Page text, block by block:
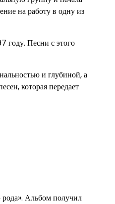
на работу в одну из
году. Песни с этого
и глубиной, а
которая передает
Альбом получил